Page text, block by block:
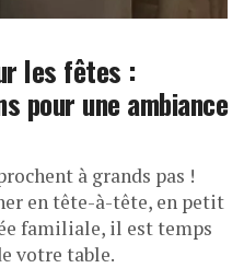
les fêtes :
pour une ambiance
à grands pas !
en tête-à-tête, en petit
familiale, il est temps
votre table.